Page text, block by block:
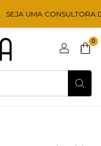
SEJA UMA CONSULTORA
0